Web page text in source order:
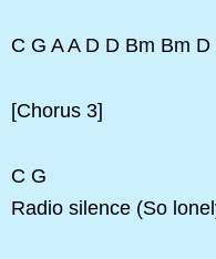
C G A A D D Bm Bm D
[Chorus 3]
C G
Radio silence (So